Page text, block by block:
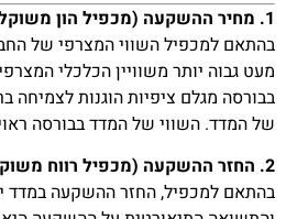
1. מחיר ההשקעה (מכפיל הון משוקלל של מניות המדד): 1.6
בהתאם למכפיל השווי המצרפי של
מעט גבוה יותר משוויין הכלכלי
בבורסה מגלם ציפיות הוגנות לצמיחה
של המדד. השווי של המדד בבורסה
2. החזר ההשקעה (מכפיל רווח משוקלל של מניות המדד): 12.7